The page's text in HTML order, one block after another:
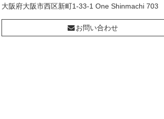
大阪府大阪市西区新町1-33-1 One Shinmachi 703
お問い合わせ